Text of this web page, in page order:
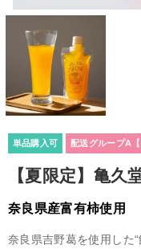
単品購入可 配送グループA【
【夏限定】亀
奈良県産富有柿使用
奈良県吉野葛を使用した